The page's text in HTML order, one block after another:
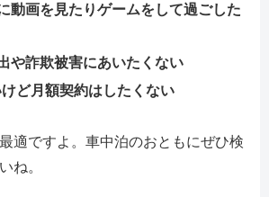
動画を見たりゲームをして過ごした
や詐欺被害にあいたくない
ど月額契約はしたくない
適ですよ。車中泊のおともにぜひ検
ね。